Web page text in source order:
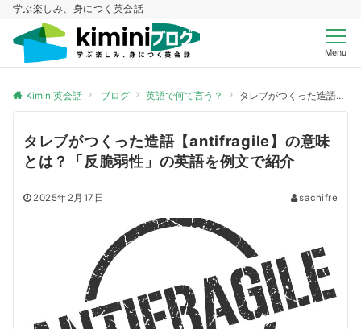
学ぶ楽しみ、身につく英会話
Menu
Kimini英会話 ブログ 英語で何て言う？ タレブがつくった造語【antifragile】の意味とは？「反脆弱性」の英語を例文で紹介
タレブがつくった造語【antifragile】の意味
とは？「反脆弱性」の英語を例文で紹介
2025年2月17日 sachifre